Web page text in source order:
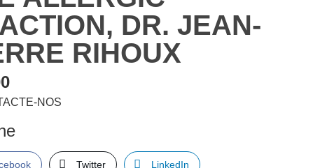
DR. JEAN-
RIHOUX
NOS
Twitter LinkedIn